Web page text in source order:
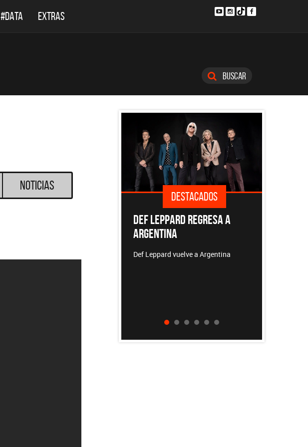
#DATA EXTRAS
Buscar
Noticias
DESTACADOS DESTACADOS
EL DOCUMENTAL DE LOS
REDONDOS
Patricio Rey y sus Redonditos de